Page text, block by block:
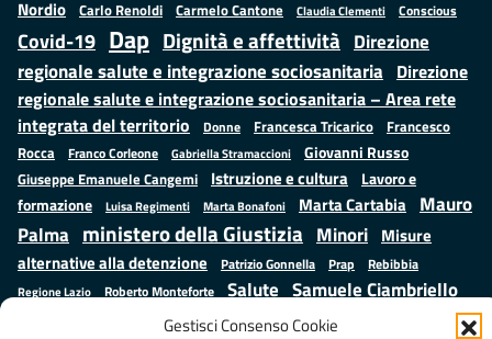
Gestisci Consenso Cookie
Nordio Carlo Renoldi Carmelo Cantone Claudia Clementi Conscious
Covid-19 Dap Dignità e affettività Direzione
regionale salute e integrazione sociosanitaria Direzione
regionale salute e integrazione sociosanitaria – Area rete
integrata del territorio
Donne Francesca Tricarico
Francesco
Rocca
Franco Corleone Gabriella Stramaccioni Giovanni Russo
Giuseppe Emanuele Cangemi Istruzione e cultura
Lavoro e
formazione
Luisa Regimenti Marta Bonafoni Marta Cartabia Mauro
Palma ministero della Giustizia Minori Misure
alternative alla detenzione
Patrizio Gonnella Prap
Rebibbia
Regione Lazio
Roberto Monteforte Salute Samuele Ciambriello
Sergio Mattarella Situazione in numeri